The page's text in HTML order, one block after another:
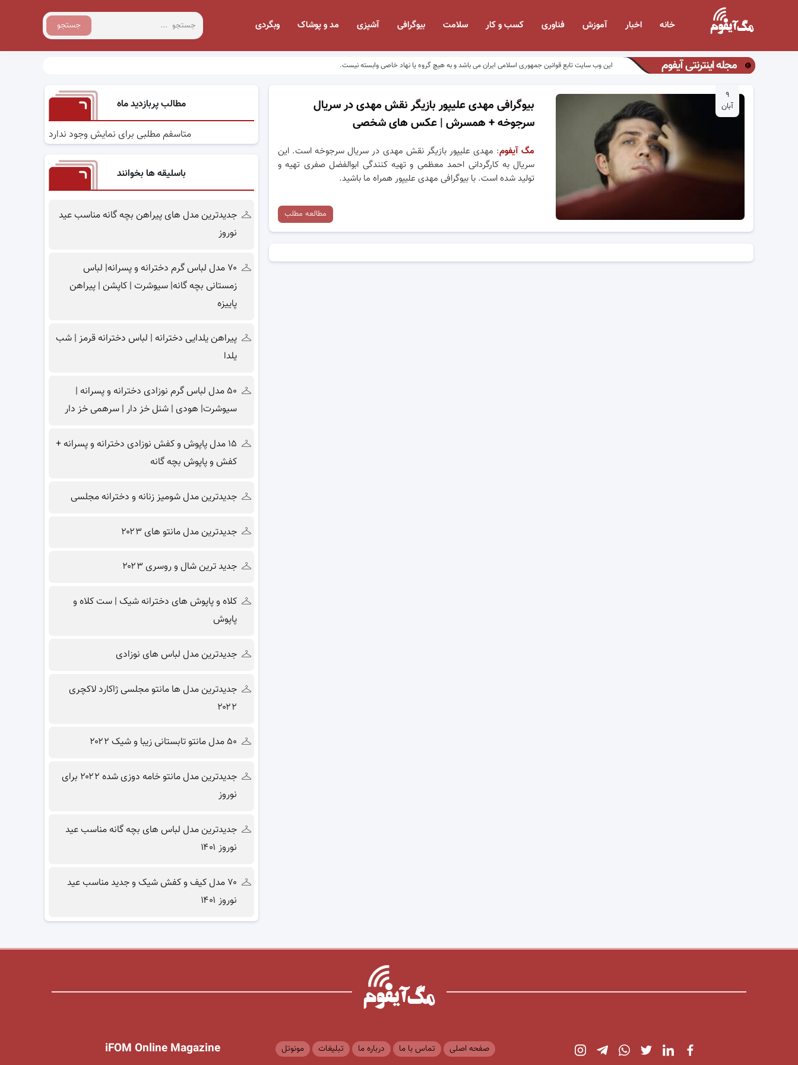
جستجو خانه اخبار آموزش فناوری کسب و کار سلامت بیوگرافی آشپزی مد و پوشاک وبگردی
مجله اینترنتی آیفوم این وب سایت تابع قوانین جمهوری اسلامی ایران می باشد و به هیچ گروه یا نهاد خاصی وابسته نیست.
۹
آبان
بیوگرافی مهدی علیپور بازیگر نقش مهدی در سریال
سرجوخه + همسرش | عکس های شخصی
مگ آیفوم: مهدی علیپور بازیگر نقش مهدی در سریال سرجوخه است. این
سریال به کارگردانی احمد معظمی و تهیه کنندگی ابوالفضل صفری تهیه و
تولید شده است. با بیوگرافی مهدی علیپور همراه ما باشید.
مطالعه مطلب
مطالب پربازدید ماه
متاسفم مطلبی برای نمایش وجود ندارد
باسلیقه ها بخوانند
جدیدترین مدل های پیراهن بچه گانه مناسب عید
نوروز
۷۰ مدل لباس گرم دخترانه و پسرانه| لباس
زمستانی بچه گانه| سیوشرت | کاپشن | پیراهن
پاییزه
پیراهن یلدایی دخترانه | لباس دخترانه قرمز | شب
یلدا
۵۰ مدل لباس گرم نوزادی دخترانه و پسرانه |
سیوشرت| هودی | شنل خز دار | سرهمی خز دار
۱۵ مدل پاپوش و کفش نوزادی دخترانه و پسرانه +
کفش و پاپوش بچه گانه
جدیدترین مدل شومیز زنانه و دخترانه مجلسی
جدیدترین مدل مانتو های ۲۰۲۳
جدید ترین شال و روسری ۲۰۲۳
کلاه و پاپوش های دخترانه شیک | ست کلاه و
پاپوش
جدیدترین مدل لباس های نوزادی
جدیدترین مدل ها مانتو مجلسی ژاکارد لاکچری
۲۰۲۲
۵۰ مدل مانتو تابستانی زیبا و شیک ۲۰۲۲
جدیدترین مدل مانتو خامه دوزی شده ۲۰۲۲ برای
نوروز
جدیدترین مدل لباس های بچه گانه مناسب عید
نوروز ۱۴۰۱
۷۰ مدل کیف و کفش شیک و جدید مناسب عید
نوروز ۱۴۰۱
iFOM Online Magazine صفحه اصلی تماس با ما درباره ما تبلیغات مونوتل